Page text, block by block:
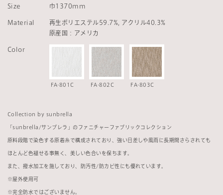
Size 巾1370mm
Material
再生ポリエステル59.7%, アクリル40.3%
原産国：アメリカ
Color
FA-801C FA-802C FA-803C
Collection by sunbrella
「sunbrella/サンブレラ」のファニチャーファブリックコレクション
原料段階で染色する原着糸で構成されており、強い日差しや風雨に長期間さらされても
ほとんど色褪せる事無く、美しい色合いを保ちます。
また、撥水加工を施しており、防汚性 / 防カビ性にも優れています。
※ 屋外使用可
※完全防水ではございません。